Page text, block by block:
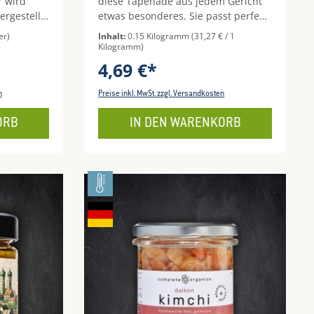
etwas besonderes. Sie passt perfekt
zum Salat, Fleisch, Fisch, Gemüse
und als Aufstrich zum Brot.
Inhalt:0.15 Kilogramm(31,27 € / 1
Kilogramm)
4,69 €*
Preise inkl. MwSt. zzgl. Versandkosten
IN DEN WARENKORB